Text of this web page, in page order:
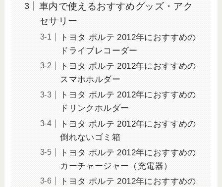
車内で使えるおすすめグッズ・アク
セサリー
トヨタ ポルテ 2012年におすすめの
ドライブレコーダー
トヨタ ポルテ 2012年におすすめの
スマホホルダー
トヨタ ポルテ 2012年におすすめの
ドリンクホルダー
トヨタ ポルテ 2012年におすすめの
倒れないゴミ箱
トヨタ ポルテ 2012年におすすめの
カーチャージャー（充電器）
トヨタ ポルテ 2012年におすすめの